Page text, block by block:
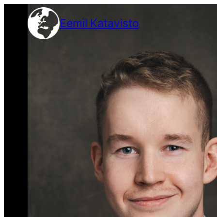
Siirry
sisältöön
Eemil Katavisto